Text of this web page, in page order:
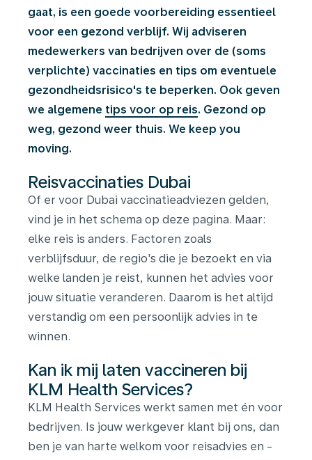
gaat, is een goede voorbereiding essentieel
voor een gezond verblijf. Wij adviseren
medewerkers van bedrijven over de (soms
verplichte) vaccinaties en tips om eventuele
gezondheidsrisico's te beperken. Ook geven
we algemene tips voor op reis. Gezond op
weg, gezond weer thuis. We keep you
moving.
Reisvaccinaties Dubai
Of er voor Dubai vaccinatieadviezen gelden,
vind je in het schema op deze pagina. Maar:
elke reis is anders. Factoren zoals
verblijfsduur, de regio's die je bezoekt en via
welke landen je reist, kunnen het advies voor
jouw situatie veranderen. Daarom is het altijd
verstandig om een persoonlijk advies in te
winnen.
Kan ik mij laten vaccineren bij
KLM Health Services?
KLM Health Services werkt samen met én voor
bedrijven. Is jouw werkgever klant bij ons, dan
ben je van harte welkom voor reisadvies en -